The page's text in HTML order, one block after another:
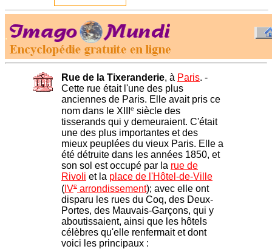
.
Rue de la Tixeranderie, à Paris. -
Cette rue était l'une des plus
anciennes de Paris. Elle avait pris ce
nom dans le XIII
e siècle des
tisserands qui y demeuraient. C'était
une des plus importantes et des
mieux peuplées du vieux Paris. Elle a
été détruite dans les années 1850, et
son sol est occupé par la rue de
Rivoli et la place de l'Hôtel-de-Ville
( IVe arrondissement); avec elle ont
disparu les rues du Coq, des Deux-
Portes, des Mauvais-Garçons, qui y
aboutissaient, ainsi que les hôtels
célèbres qu'elle renfermait et dont
voici les principaux :